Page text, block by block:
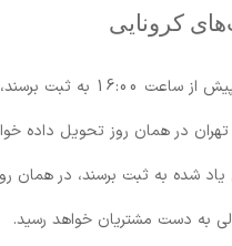
کرونایی
تمامی سفارش‌ها از روز شنبه تا
در همان روز تحویل داده
یاد شده به ثبت برسند، در همان
به دست مشتریان خواهد رسید.